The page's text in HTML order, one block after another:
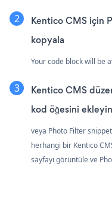
Kentico CMS için
kopyala
Your code block will be
Kentico CMS
kod öğesini ekleyin
veya Photo Filter
herhangi bir Kentico
sayfayı görüntüle ve